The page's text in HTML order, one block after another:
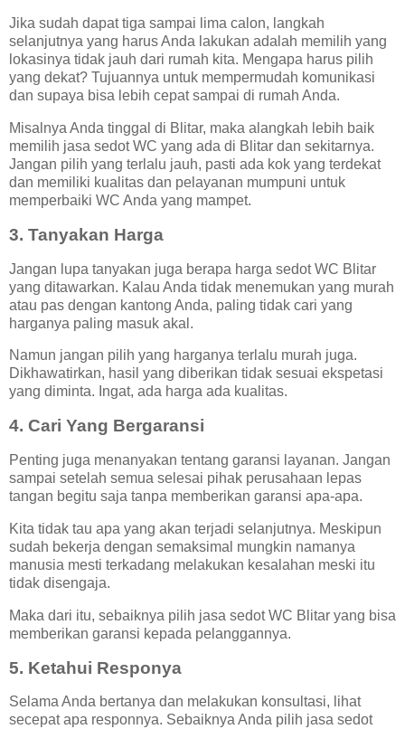
Jika sudah dapat tiga sampai lima calon, langkah
selanjutnya yang harus Anda lakukan adalah memilih yang
lokasinya tidak jauh dari rumah kita. Mengapa harus pilih
yang dekat? Tujuannya untuk mempermudah komunikasi
dan supaya bisa lebih cepat sampai di rumah Anda.
Misalnya Anda tinggal di Blitar, maka alangkah lebih baik
memilih jasa sedot WC yang ada di Blitar dan sekitarnya.
Jangan pilih yang terlalu jauh, pasti ada kok yang terdekat
dan memiliki kualitas dan pelayanan mumpuni untuk
memperbaiki WC Anda yang mampet.
3. Tanyakan Harga
Jangan lupa tanyakan juga berapa harga sedot WC Blitar
yang ditawarkan. Kalau Anda tidak menemukan yang murah
atau pas dengan kantong Anda, paling tidak cari yang
harganya paling masuk akal.
Namun jangan pilih yang harganya terlalu murah juga.
Dikhawatirkan, hasil yang diberikan tidak sesuai ekspetasi
yang diminta. Ingat, ada harga ada kualitas.
4. Cari Yang Bergaransi
Penting juga menanyakan tentang garansi layanan. Jangan
sampai setelah semua selesai pihak perusahaan lepas
tangan begitu saja tanpa memberikan garansi apa-apa.
Kita tidak tau apa yang akan terjadi selanjutnya. Meskipun
sudah bekerja dengan semaksimal mungkin namanya
manusia mesti terkadang melakukan kesalahan meski itu
tidak disengaja.
Maka dari itu, sebaiknya pilih jasa sedot WC Blitar yang bisa
memberikan garansi kepada pelanggannya.
5. Ketahui Responya
Selama Anda bertanya dan melakukan konsultasi, lihat
secepat apa responnya. Sebaiknya Anda pilih jasa sedot